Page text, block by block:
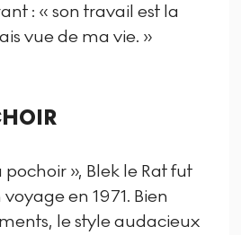
: « son travail est la
vue de ma vie. »
», Blek le Rat fut
en 1971. Bien
le style audacieux